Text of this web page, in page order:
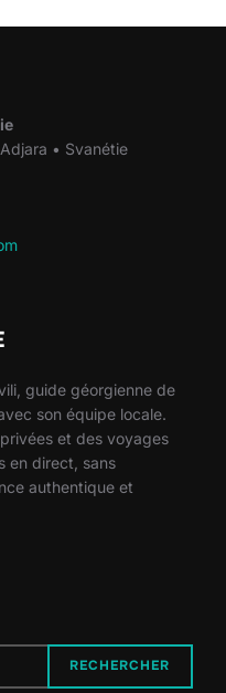
• Svanétie
guide géorgienne de
son équipe locale.
et des voyages
en direct, sans
authentique et
RECHERCHER